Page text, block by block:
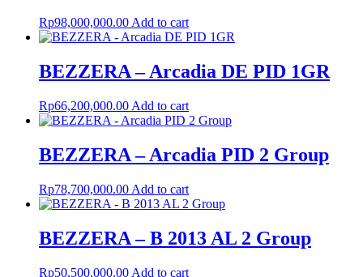
Rp98,000,000.00 Add to cart
BEZZERA – Arcadia DE PID 1GR
Rp66,200,000.00 Add to cart
BEZZERA – Arcadia PID 2 Group
Rp78,700,000.00 Add to cart
BEZZERA – B 2013 AL 2 Group
Rp50,500,000.00 Add to cart